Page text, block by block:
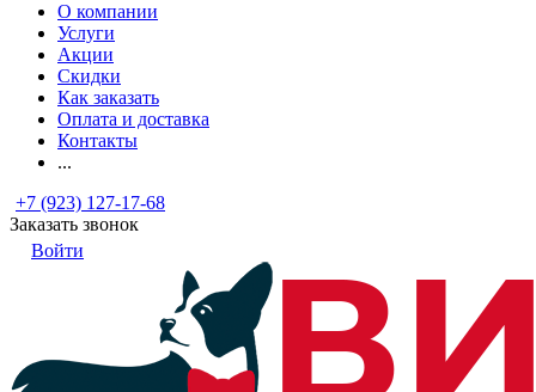
О компании
Услуги
Акции
Скидки
Как заказать
Оплата и доставка
Контакты
...
+7 (923) 127-17-68
Заказать звонок
Войти